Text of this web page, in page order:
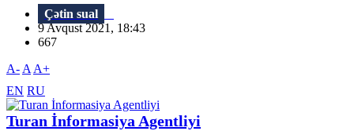
Çətin sual
9 Avqust 2021, 18:43
667
A- A A+
EN RU
Turan İnformasiya Agentliyi